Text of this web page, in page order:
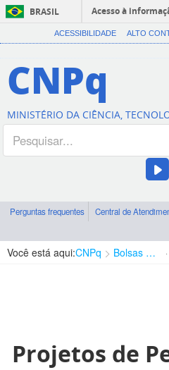
BRASIL
Acesso à
ACESSIBILIDADE ALTO
CNPq
MINISTÉRIO DA CIÊNCIA,
Perguntas frequentes Central de
Você está aqui:CNPq Bolsas e Auxílios Vigentes
Projetos de